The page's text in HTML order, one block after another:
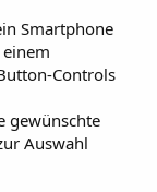
Smartphone
Controls
gewünschte
Auswahl